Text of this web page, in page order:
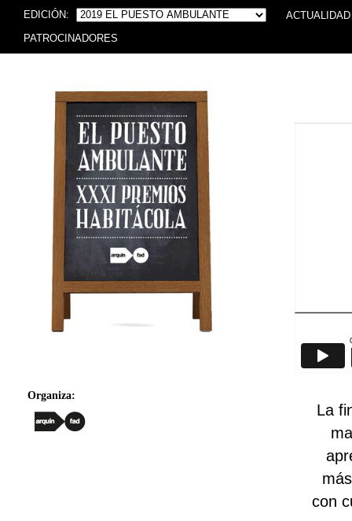
EDICIÓN: ACTUALIDAD
PATROCINADORES
Organiza:
La
con